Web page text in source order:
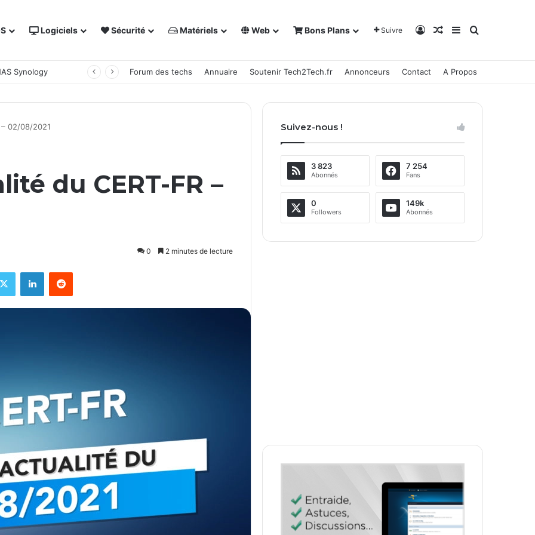
Logiciels Sécurité Matériels Web Bons Plans Suivre Connexion
Article Aléatoire
Sidebar (barre
Rechercher
Synology Forum des techs Annuaire Soutenir Tech2Tech.fr Annonceurs Contact A Propos
– 02/08/2021
du CERT-FR –
0 2 minutes de lecture
X LinkedinReddit
Suivez-nous !
3 823
Abonnés
7 254
Fans
0
Followers
149k
Abonnés